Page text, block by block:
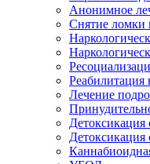
Анонимное
Снятие ломки
Реабилитация
Лечение
Детоксикация
Детоксикация